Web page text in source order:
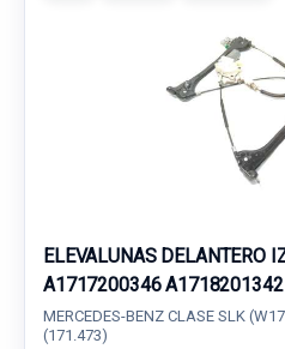
ELEVALUNAS DELANTERO
A1717200346 A1718201342
MERCEDES-BENZ CLASE SLK
(171.473)